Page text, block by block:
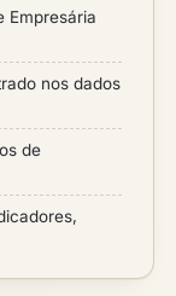
Empresária
nos dados
de